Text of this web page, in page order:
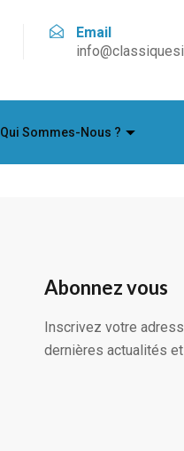
Email
Qui Sommes-Nous ?
Abonnez vous
Inscrivez votre
dernières actualités